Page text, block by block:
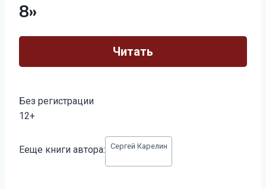
8»
Читать
Без регистрации
12+
записи:
Ееще книги автора: Сергей Карелин